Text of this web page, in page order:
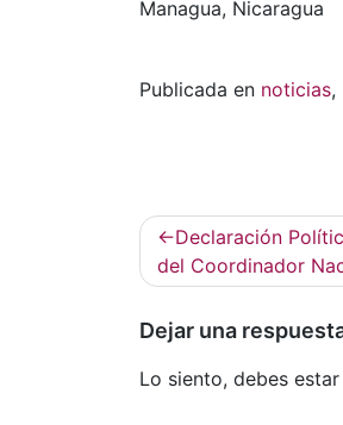
Managua, Nicaragua
Publicada en noticias,
Navegación
de
Declaración
del Coordinador
Dejar una
Lo siento, debes estar